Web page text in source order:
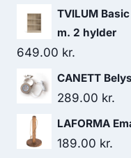
TVILUM
m. 2 hylder
649.00 kr.
CANETT
289.00 kr.
LAFORMA
189.00 kr.